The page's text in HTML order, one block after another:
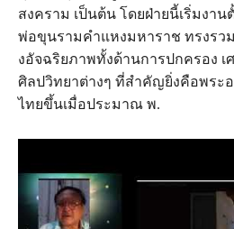
สงคราม เป็นต้น โดยฝ่ายนี้เริ่มงาน
พ่อขุนรามคำแหงมหาราช ทรงรว
งอัจฉริยภาพทั้งด้านการปกครอง เ
ศิลปวิทยาต่างๆ ที่สำคัญยิ่งคือพระ
ไทยขึ้นเมื่อประมาณ พ.